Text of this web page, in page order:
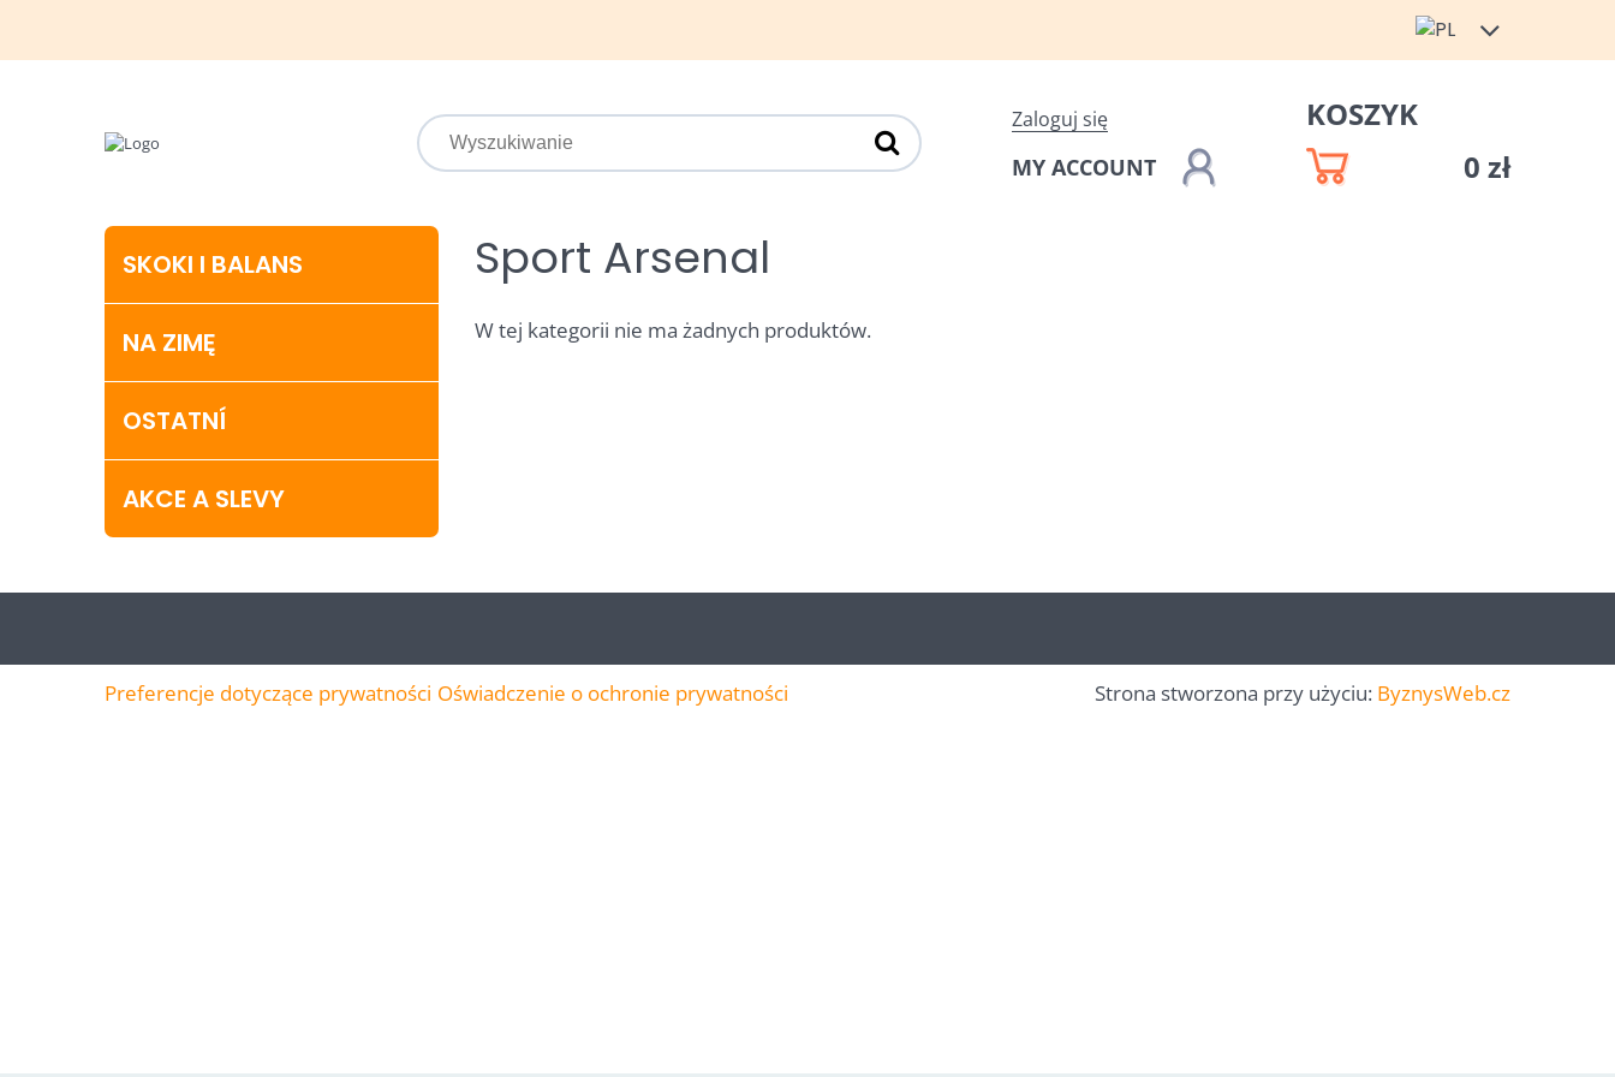
Zaloguj się
MY ACCOUNT
KOSZYK
0 zł
SKOKI I BALANS
NA ZIMĘ
OSTATNÍ
AKCE A SLEVY
Sport Arsenal
W tej kategorii nie ma żadnych produktów.
Preferencje dotyczące prywatności Oświadczenie o ochronie prywatności Strona stworzona przy użyciu: ByznysWeb.cz